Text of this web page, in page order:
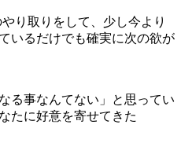
り取りをして、少し今より
いるだけでも確実に次の欲が
る事なんてない」と思ってい
たに好意を寄せてきた